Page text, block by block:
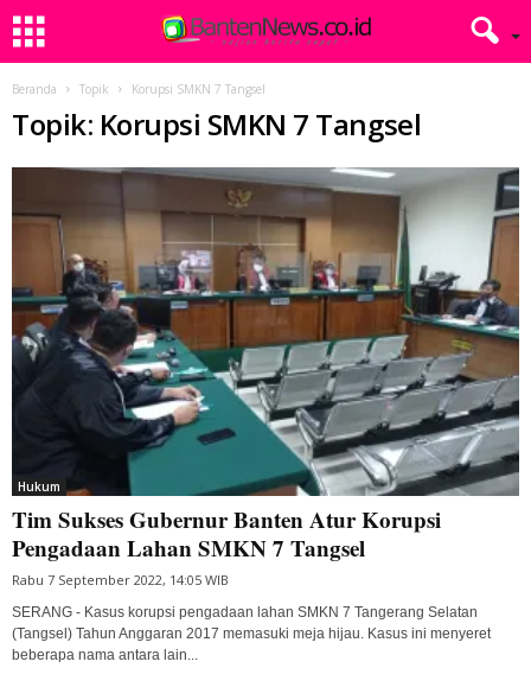
Beranda Topik Korupsi SMKN 7 Tangsel
Topik: Korupsi SMKN 7 Tangsel
Hukum
Tim Sukses Gubernur Banten Atur Korupsi
Pengadaan Lahan SMKN 7 Tangsel
Rabu 7 September 2022, 14:05 WIB
SERANG - Kasus korupsi pengadaan lahan SMKN 7 Tangerang Selatan
(Tangsel) Tahun Anggaran 2017 memasuki meja hijau. Kasus ini menyeret
beberapa nama antara lain...